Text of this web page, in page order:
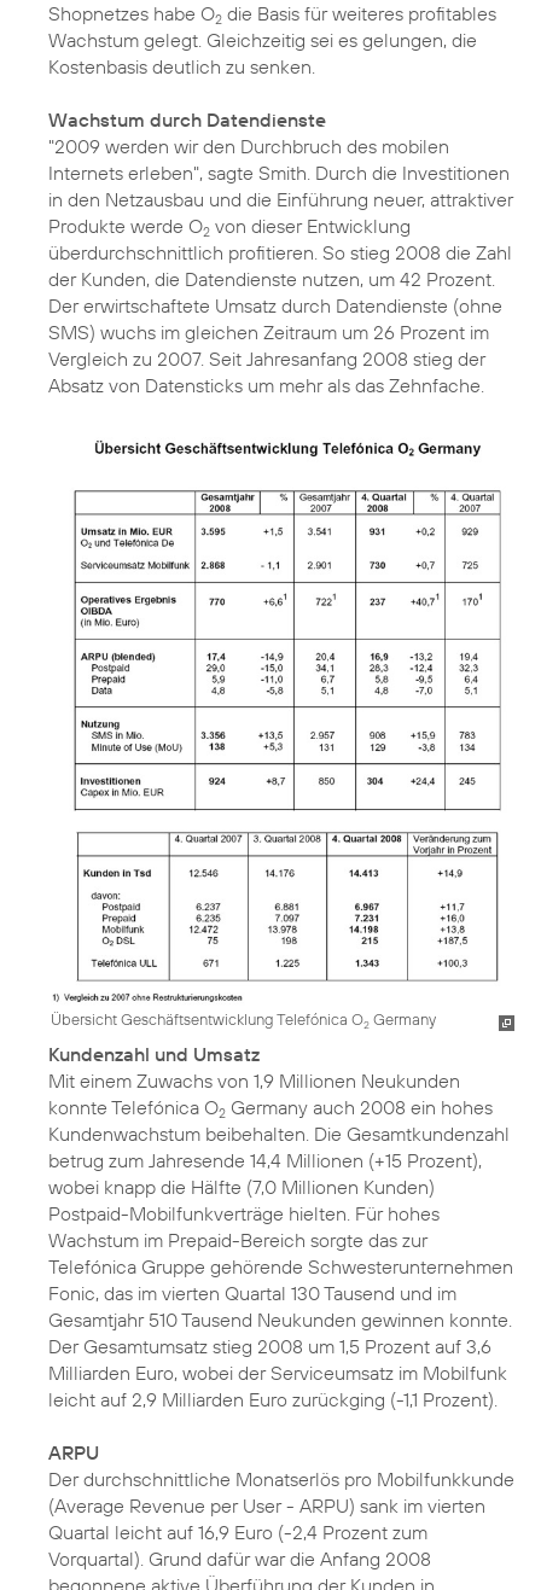
Shopnetzes habe O2 die Basis für weiteres profitables
Wachstum gelegt. Gleichzeitig sei es gelungen, die
Kostenbasis deutlich zu senken.
Wachstum durch Datendienste
"2009 werden wir den Durchbruch des mobilen
Internets erleben", sagte Smith. Durch die Investitionen
in den Netzausbau und die Einführung neuer, attraktiver
Produkte werde O2 von dieser Entwicklung
überdurchschnittlich profitieren. So stieg 2008 die Zahl
der Kunden, die Datendienste nutzen, um 42 Prozent.
Der erwirtschaftete Umsatz durch Datendienste (ohne
SMS) wuchs im gleichen Zeitraum um 26 Prozent im
Vergleich zu 2007. Seit Jahresanfang 2008 stieg der
Absatz von Datensticks um mehr als das Zehnfache.
Übersicht Geschäftsentwicklung Telefónica O2 Germany
Kundenzahl und Umsatz
Mit einem Zuwachs von 1,9 Millionen Neukunden
konnte Telefónica O2 Germany auch 2008 ein hohes
Kundenwachstum beibehalten. Die Gesamtkundenzahl
betrug zum Jahresende 14,4 Millionen (+15 Prozent),
wobei knapp die Hälfte (7,0 Millionen Kunden)
Postpaid-Mobilfunkverträge hielten. Für hohes
Wachstum im Prepaid-Bereich sorgte das zur
Telefónica Gruppe gehörende Schwesterunternehmen
Fonic, das im vierten Quartal 130 Tausend und im
Gesamtjahr 510 Tausend Neukunden gewinnen konnte.
Der Gesamtumsatz stieg 2008 um 1,5 Prozent auf 3,6
Milliarden Euro, wobei der Serviceumsatz im Mobilfunk
leicht auf 2,9 Milliarden Euro zurückging (-1,1 Prozent).
ARPU
Der durchschnittliche Monatserlös pro Mobilfunkkunde
(Average Revenue per User - ARPU) sank im vierten
Quartal leicht auf 16,9 Euro (-2,4 Prozent zum
Vorquartal). Grund dafür war die Anfang 2008